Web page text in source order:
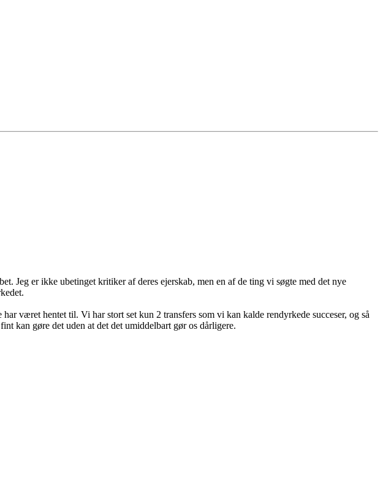
Jeg er ikke ubetinget kritiker af deres ejerskab, men en af de ting vi søgte med det nye
været hentet til. Vi har stort set kun 2 transfers som vi kan kalde rendyrkede succeser, og så
kan gøre det uden at det det umiddelbart gør os dårligere.